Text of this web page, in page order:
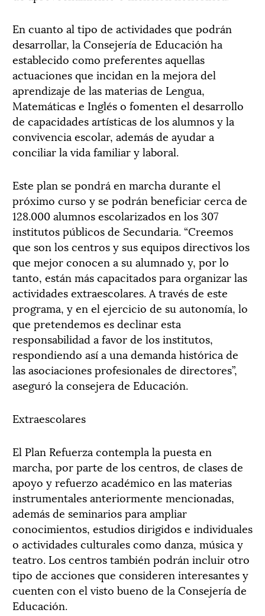
En cuanto al tipo de actividades que podrán
desarrollar, la Consejería de Educación ha
establecido como preferentes aquellas
actuaciones que incidan en la mejora del
aprendizaje de las materias de Lengua,
Matemáticas e Inglés o fomenten el desarrollo
de capacidades artísticas de los alumnos y la
convivencia escolar, además de ayudar a
conciliar la vida familiar y laboral.
Este plan se pondrá en marcha durante el
próximo curso y se podrán beneficiar cerca de
128.000 alumnos escolarizados en los 307
institutos públicos de Secundaria. “Creemos
que son los centros y sus equipos directivos los
que mejor conocen a su alumnado y, por lo
tanto, están más capacitados para organizar las
actividades extraescolares. A través de este
programa, y en el ejercicio de su autonomía, lo
que pretendemos es declinar esta
responsabilidad a favor de los institutos,
respondiendo así a una demanda histórica de
las asociaciones profesionales de directores”,
aseguró la consejera de Educación.
Extraescolares
El Plan Refuerza contempla la puesta en
marcha, por parte de los centros, de clases de
apoyo y refuerzo académico en las materias
instrumentales anteriormente mencionadas,
además de seminarios para ampliar
conocimientos, estudios dirigidos e individuales
o actividades culturales como danza, música y
teatro. Los centros también podrán incluir otro
tipo de acciones que consideren interesantes y
cuenten con el visto bueno de la Consejería de
Educación.